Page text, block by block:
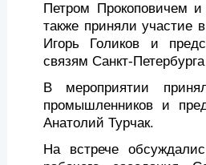
Петром Прокоповичем
также приняли участие
Игорь Голиков и
связям Санкт-Петербурга
В мероприятии
промышленников и
Анатолий Турчак.
На встрече